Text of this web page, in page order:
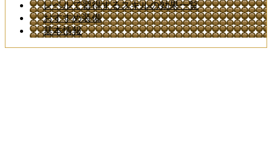
レベルで習得するスキルの効果一覧
おすすめ装備
基本情報